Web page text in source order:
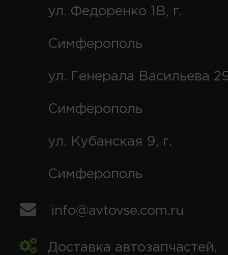
ул. Федоренко 1В, г.
Симферополь
ул. Генерала Васильева
Симферополь
ул. Кубанская 9, г.
Симферополь
info@avtovse.com.ru
Доставка автозапчастей,